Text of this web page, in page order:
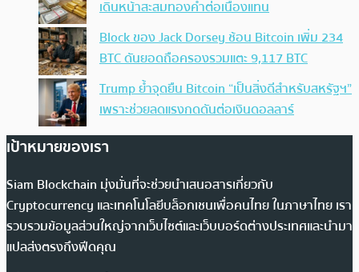
เดินหน้าสะสมทองคำต่อเนื่องแทน
Block ของ Jack Dorsey ช้อน Bitcoin เพิ่ม 234
BTC ดันยอดถือครองรวมแตะ 9,117 BTC
Trump ย้ำจุดยืน Bitcoin “เป็นสิ่งดีสำหรับสหรัฐฯ”
เพราะช่วยลดแรงกดดันต่อเงินดอลลาร์
เป้าหมายของเรา
Siam Blockchain มุ่งมั่นที่จะช่วยนำเสนอสารเกี่ยวกับ
Cryptocurrency และเทคโนโลยีบล็อกเชนเพื่อคนไทย ในภาษาไทย เรา
รวบรวมข้อมูลส่วนใหญ่จากเว็บไซต์และเว็บบอร์ดต่างประเทศและนำมา
แปลส่งตรงถึงฟีดคุณ